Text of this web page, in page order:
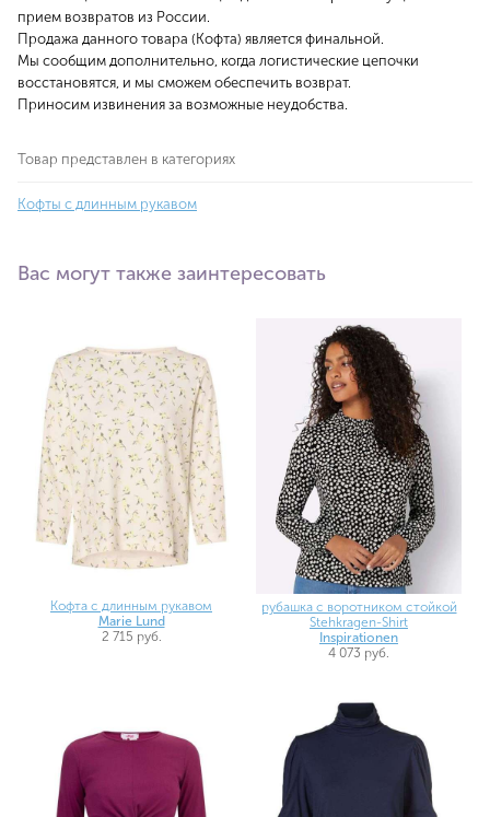
прием возвратов из России.
Продажа данного товара (Кофта) является финальной.
Мы сообщим дополнительно, когда логистические цепочки
восстановятся, и мы сможем обеспечить возврат.
Приносим извинения за возможные неудобства.
Товар представлен в категориях
Кофты с длинным рукавом
Вас могут также заинтересовать
Кофта с длинным рукавом
Marie Lund
2 715 руб.
рубашка с воротником стойкой
Stehkragen-Shirt
Inspirationen
4 073 руб.